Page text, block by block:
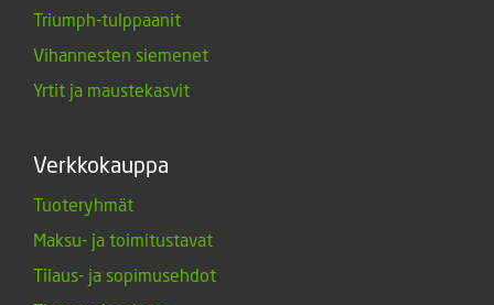
Triumph-tulppaanit
Vihannesten siemenet
Yrtit ja maustekasvit
Verkkokauppa
Tuoteryhmät
Maksu- ja toimitustavat
Tilaus- ja sopimusehdot